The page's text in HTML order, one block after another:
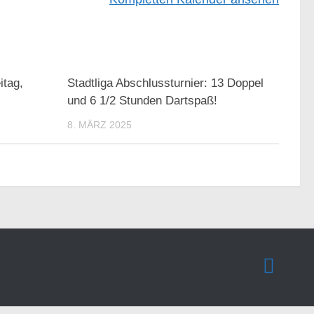
Stadtliga Abschlussturnier: 13 Doppel
und 6 1/2 Stunden Dartspaß!
8. MÄRZ 2025